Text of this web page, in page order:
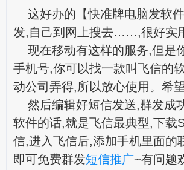
这好办的【快准牌电脑发软
发,自己到网上搜去……,很好实
现在移动有这样的服务,但是
手机号,你可以找一款叫飞信的
动公司弄得,所以放心使用。希
然后编辑好短信发送,群发成
软件的话,就是飞信最典型,下载
信,进入飞信后,添加手机里面的
即可免费群发短信推广~有问题